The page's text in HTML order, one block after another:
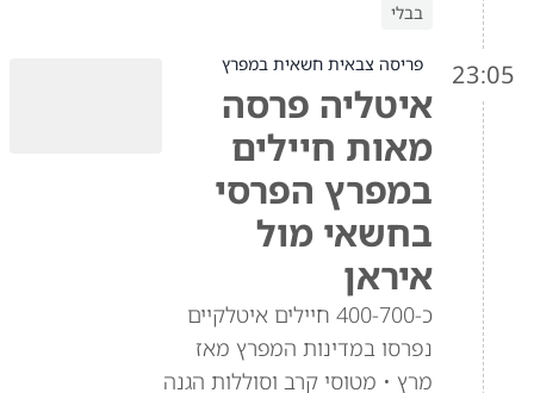
בבלי
23:05 פריסה צבאית חשאית במפרץ
איטליה פרסה
מאות חיילים
במפרץ הפרסי
בחשאי מול
איראן
כ-400-700 חיילים איטלקיים
נפרסו במדינות המפרץ מאז
מרץ • מטוסי קרב וסוללות הגנה